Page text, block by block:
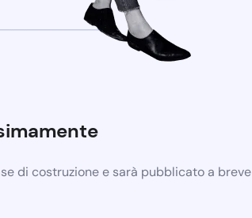
di costruzione e sarà pubblicato a breve